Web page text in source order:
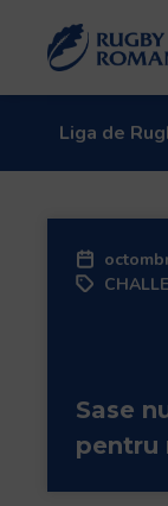
Liga de
Sase
pentru